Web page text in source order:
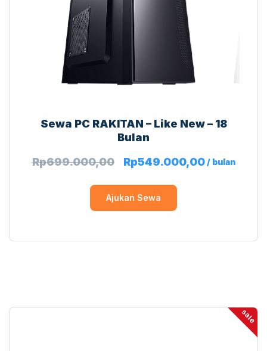
Sewa PC RAKITAN – Like New – 18
Bulan
Rp699.000,00 Rp549.000,00/ bulan
Ajukan Sewa
sale